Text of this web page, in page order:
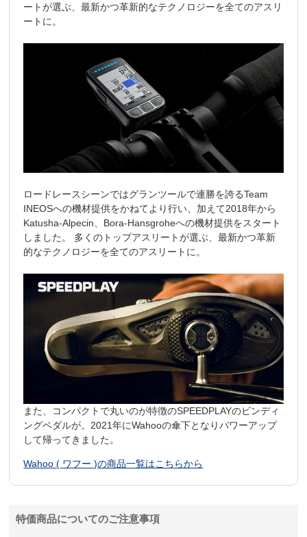
ートが選ぶ、最新かつ革新的なテクノロジーを全てのアスリ
ートに。
ロードレースシーンではグランツールで連勝を誇るTeam
INEOSへの機材提供をかねてより行い、加えて2018年から
Katusha-Alpecin、Bora-Hansgroheへの機材提供をスタート
しました。 多くのトップアスリートが選ぶ、最新かつ革新
的なテクノロジーを全てのアスリートに。
また、コンパクトで丸いのが特徴のSPEEDPLAYのビンディ
ングペダルが。2021年にWahooの傘下となりパワーアップ
して帰ってきました。
Wahoo ( ワフー )の商品一覧はこちらから
特価商品についてのご注意事項